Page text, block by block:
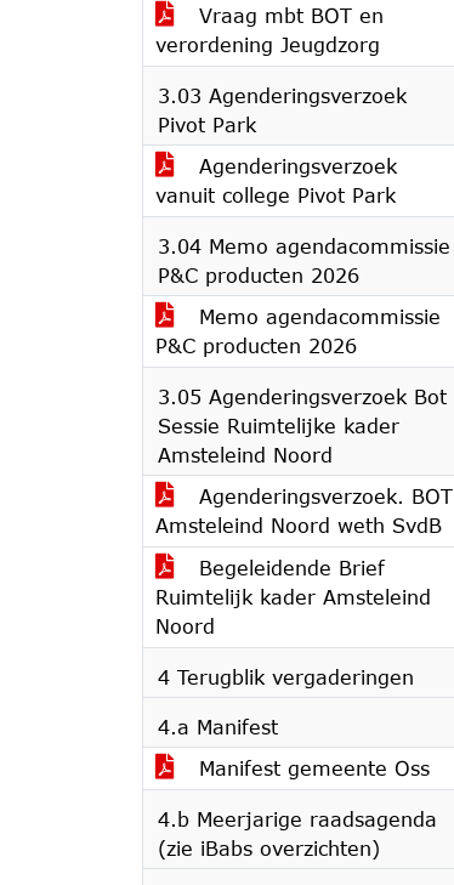
Vraag mbt BOT en
verordening Jeugdzorg
3.03 Agenderingsverzoek
Pivot Park
Agenderingsverzoek
vanuit college Pivot Park
3.04 Memo agendacommissie
P&C producten 2026
Memo agendacommissie
P&C producten 2026
3.05 Agenderingsverzoek Bot
Sessie Ruimtelijke kader
Amsteleind Noord
Agenderingsverzoek. BOT
Amsteleind Noord weth SvdB
Begeleidende Brief
Ruimtelijk kader Amsteleind
Noord
4 Terugblik vergaderingen
4.a Manifest
Manifest gemeente Oss
4.b Meerjarige raadsagenda
(zie iBabs overzichten)